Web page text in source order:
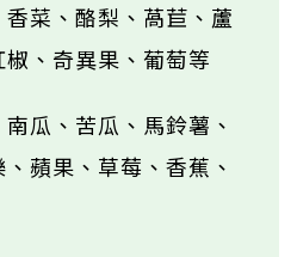
香菜、酪梨、萵苣、蘆
、奇異果、葡萄等
瓜、苦瓜、馬鈴薯、
蘋果、草莓、香蕉、